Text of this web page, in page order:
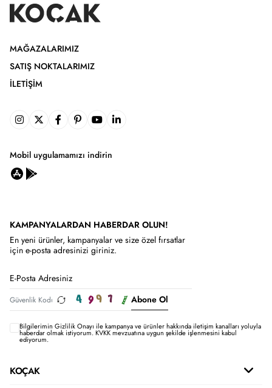
MAĞAZALARIMIZ
SATIŞ NOKTALARIMIZ
İLETIŞIM
Mobil uygulamamızı indirin
KAMPANYALARDAN HABERDAR OLUN!
En yeni ürünler, kampanyalar ve size özel fırsatlar
için e-posta adresinizi giriniz.
Abone Ol
Bilgilerimin Gizlilik Onayı ile kampanya ve ürünler hakkında iletişim kanalları yoluyla
haberdar olmak istiyorum.KVKK mevzuatına uygun şekilde işlenmesini kabul
ediyorum.
KOÇAK